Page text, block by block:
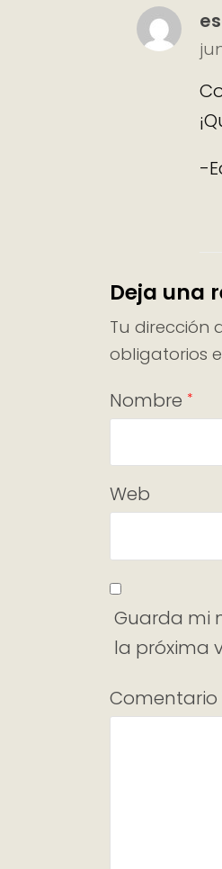
-
Deja una
Tu dirección
obligatorios
Nombre *
Web
Guarda mi
la próxima
Comentario